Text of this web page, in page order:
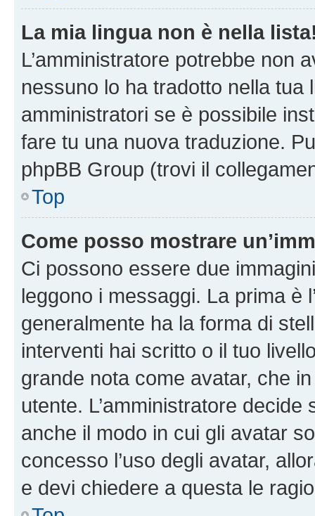
La mia lingua non è nella
L’amministratore potrebbe non
nessuno lo ha tradotto nella tua
amministratori se è possibile
fare tu una nuova traduzione.
phpBB Group (trovi il
Top
Come posso mostrare
Ci possono essere due
leggono i messaggi. La prima è
generalmente ha la forma di
interventi hai scritto o il tuo
grande nota come avatar, che
utente. L’amministratore
anche il modo in cui gli avatar
concesso l’uso degli avatar,
e devi chiedere a questa le